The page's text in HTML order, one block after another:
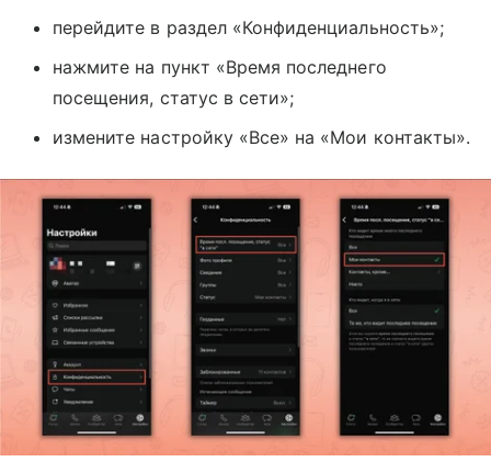
перейдите в раздел «Конфиденциальность»;
нажмите на пункт «Время последнего
посещения, статус в сети»;
измените настройку «Все» на «Мои контакты».